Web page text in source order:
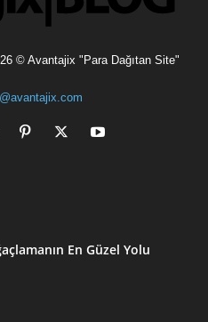
© Avantajix "Para Dağıtan Site"
En Güzel Yolu